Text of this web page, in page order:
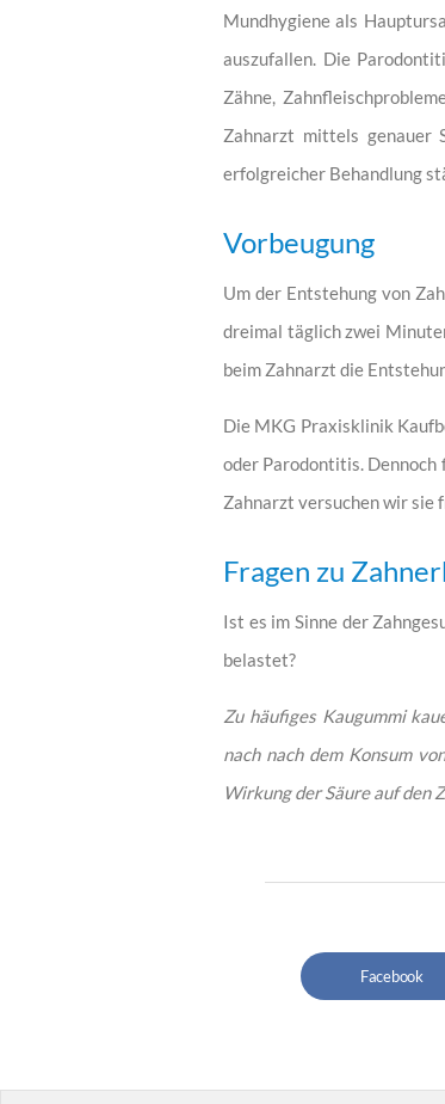
Mundhygiene als
auszufallen. Die
Zähne,
Zahnarzt mittels genauer
erfolgreicher Behandlung
Vorbeugung
Um der Entstehung von
dreimal täglich zwei
beim Zahnarzt die
Die MKG Praxisklinik
oder Parodontitis. Dennoch
Zahnarzt versuchen wir sie
Fragen zu
Ist es im Sinne der
belastet?
Zu häufiges Kaugummi
nach nach dem Konsum
Wirkung der Säure auf den
Facebook